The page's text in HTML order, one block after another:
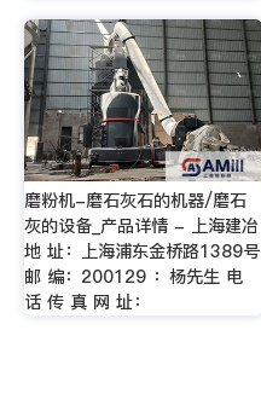
磨粉机-磨石灰石的机器/磨石
灰的设备_产品详情 - 上海建冶
地 址：上海浦东金桥路1389号
邮 编：200129 ：杨先生 电
话 传 真 网 址：